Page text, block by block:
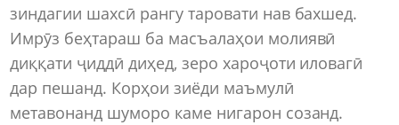
зиндагии шахсӣ рангу таровати нав бахшед.
Имрӯз беҳтараш ба масъалаҳои молиявӣ
диққати ҷиддӣ диҳед, зеро хароҷоти иловагӣ
дар пешанд. Корҳои зиёди маъмулӣ
метавонанд шуморо каме нигарон созанд.